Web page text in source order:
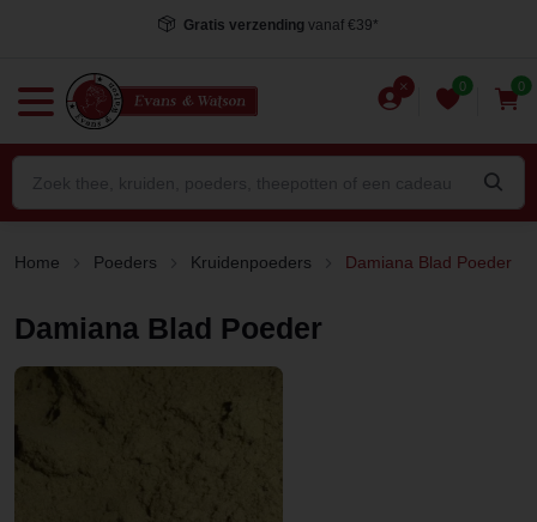
Voor 15.00 uur besteld, dezelfde dag verstuurd*
0 0
Home Poeders Kruidenpoeders Damiana Blad Poeder
Damiana Blad Poeder